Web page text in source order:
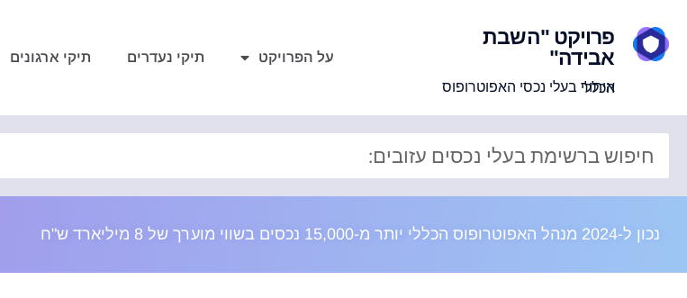
פרויקט "השבת
אבידה"
איתור בעלי נכסי האפוטרופוס הכללי
על הפרויקט תיקי נעדרים תיקי ארגונים
נכון ל-2024 מנהל האפוטרופוס הכללי יותר מ-15,000 נכסים בשווי מוערך של 8 מיליארד ש"ח